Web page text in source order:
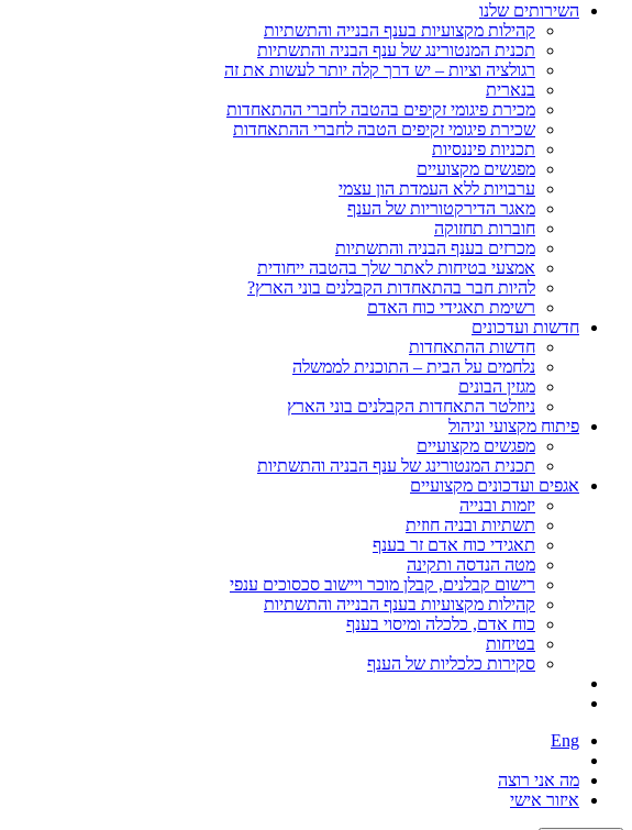
השירותים שלנו
קהילות מקצועיות בענף הבנייה והתשתיות
תכנית המנטורינג של ענף הבניה והתשתיות
רגולציה וציות – יש דרך קלה יותר לעשות את זה
בנארית
מכירת פיגומי זקיפים בהטבה לחברי ההתאחדות
שכירת פיגומי זקיפים הטבה לחברי ההתאחדות
תכניות פיננסיות
מפגשים מקצועיים
ערבויות ללא העמדת הון עצמי
מאגר הדירקטוריות של הענף
חוברות תחזוקה
מכרזים בענף הבניה והתשתיות
אמצעי בטיחות לאתר שלך בהטבה ייחודית
להיות חבר בהתאחדות הקבלנים בוני הארץ?
רשימת תאגידי כוח האדם
חדשות ועדכונים
חדשות ההתאחדות
נלחמים על הבית – התוכנית לממשלה
מגזין הבונים
ניוזלטר התאחדות הקבלנים בוני הארץ
פיתוח מקצועי וניהול
מפגשים מקצועיים
תכנית המנטורינג של ענף הבניה והתשתיות
אגפים ועדכונים מקצועיים
יזמות ובנייה
תשתיות ובניה חוזית
תאגידי כוח אדם זר בענף
מטה הנדסה ותקינה
רישום קבלנים, קבלן מוכר ויישוב סכסוכים ענפי
קהילות מקצועיות בענף הבנייה והתשתיות
כוח אדם, כלכלה ומיסוי בענף
בטיחות
סקירות כלכליות של הענף
Eng
מה אני רוצה
איזור אישי